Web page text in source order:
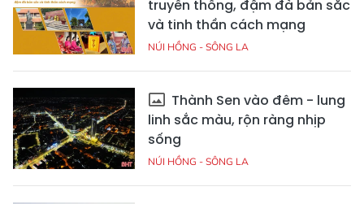
truyền thống, đậm đà bản sắc
và tinh thần cách mạng
NÚI HỒNG - SÔNG LA
Thành Sen vào đêm - lung
linh sắc màu, rộn ràng nhịp
sống
NÚI HỒNG - SÔNG LA